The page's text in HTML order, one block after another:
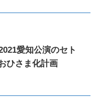
愛知公演のセト
ひさま化計画